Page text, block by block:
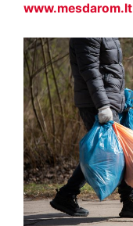
www.mesdarom.lt